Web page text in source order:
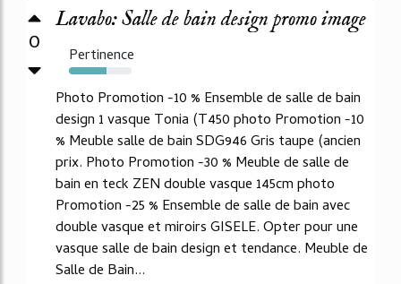
0
Lavabo: Salle de bain design promo image
Pertinence
60%
Photo Promotion -10 % Ensemble de salle de bain
design 1 vasque Tonia (T450 photo Promotion -10
% Meuble salle de bain SDG946 Gris taupe (ancien
prix. Photo Promotion -30 % Meuble de salle de
bain en teck ZEN double vasque 145cm photo
Promotion -25 % Ensemble de salle de bain avec
double vasque et miroirs GISELE. Opter pour une
vasque salle de bain design et tendance. Meuble de
Salle de Bain...